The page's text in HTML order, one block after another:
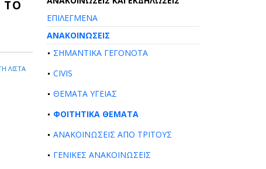
ΤΟ
ΛΙΣΤΑ
ΕΠΙΛΕΓΜΕΝΑ
ΑΝΑΚΟΙΝΩΣΕΙΣ
ΣΗΜΑΝΤΙΚΑ ΓΕΓΟΝΟΤΑ
CIVIS
ΘΕΜΑΤΑ ΥΓΕΙΑΣ
ΦΟΙΤΗΤΙΚΑ ΘΕΜΑΤΑ
ΑΝΑΚΟΙΝΩΣΕΙΣ ΑΠΟ ΤΡΙΤΟΥΣ
ΓΕΝΙΚΕΣ ΑΝΑΚΟΙΝΩΣΕΙΣ